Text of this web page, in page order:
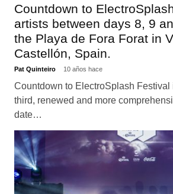
Countdown to
artists between days 8, 9
the Playa de Fora Forat in
Castellón, Spain.
Pat Quinteiro 10 años hace
Countdown to ElectroSplash Festival
third, renewed and more
date…